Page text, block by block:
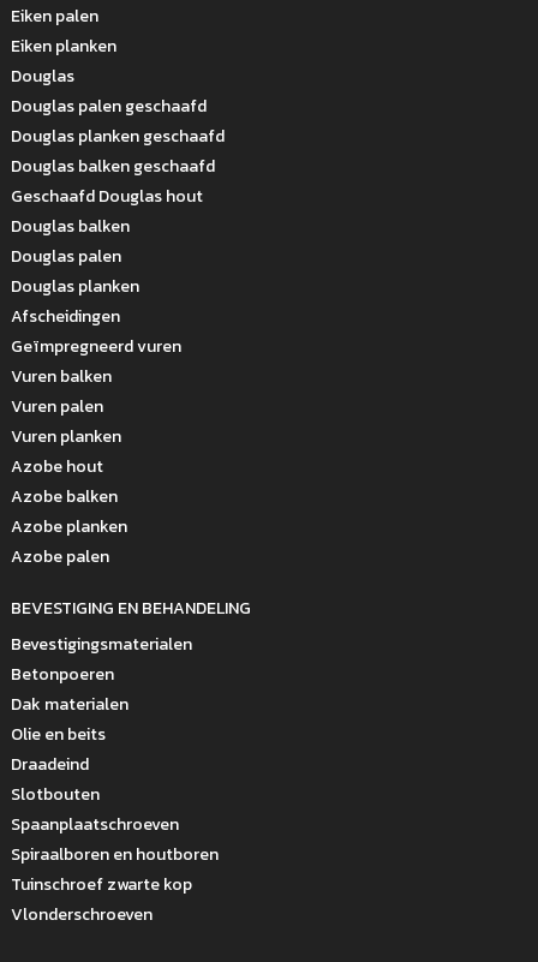
Eiken palen
Eiken planken
Douglas
Douglas palen geschaafd
Douglas planken geschaafd
Douglas balken geschaafd
Geschaafd Douglas hout
Douglas balken
Douglas palen
Douglas planken
Afscheidingen
Geïmpregneerd vuren
Vuren balken
Vuren palen
Vuren planken
Azobe hout
Azobe balken
Azobe planken
Azobe palen
BEVESTIGING EN BEHANDELING
Bevestigingsmaterialen
Betonpoeren
Dak materialen
Olie en beits
Draadeind
Slotbouten
Spaanplaatschroeven
Spiraalboren en houtboren
Tuinschroef zwarte kop
Vlonderschroeven